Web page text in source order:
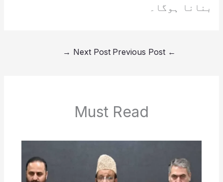
بنانا ہوگا۔
←
Next Post
→
Must Read